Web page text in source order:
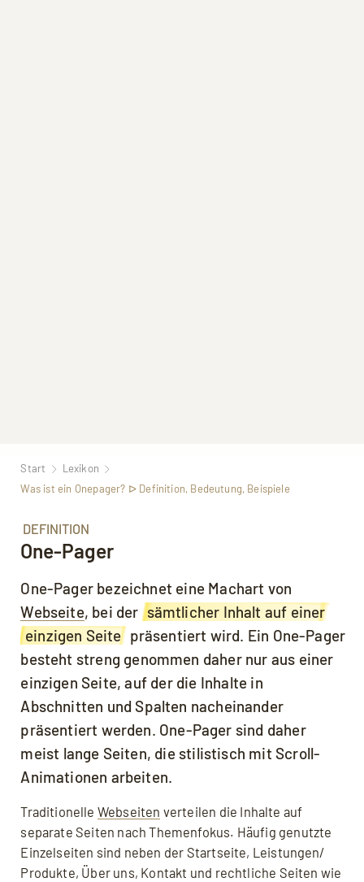
Start
Lexikon
Was ist ein Onepager? ᐅ Definition, Bedeutung, Beispiele
DEFINITION
One-Pager
One-Pager bezeichnet eine Machart von
Webseite, bei der sämtlicher Inhalt auf einer
einzigen Seite präsentiert wird. Ein One-Pager
besteht streng genommen daher nur aus einer
einzigen Seite, auf der die Inhalte in
Abschnitten und Spalten nacheinander
präsentiert werden. One-Pager sind daher
meist lange Seiten, die stilistisch mit Scroll-
Animationen arbeiten.
Traditionelle Webseiten verteilen die Inhalte auf
separate Seiten nach Themenfokus. Häufig genutzte
Einzelseiten sind neben der Startseite, Leistungen/
Produkte, Über uns, Kontakt und rechtliche Seiten wie